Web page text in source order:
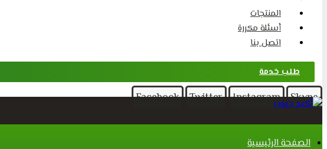
المنتجات
أسئلة مكررة
اتصل بنا
طلب خدمة
Facebook Twitter Instagram Skype
الصفحة الرئيسية